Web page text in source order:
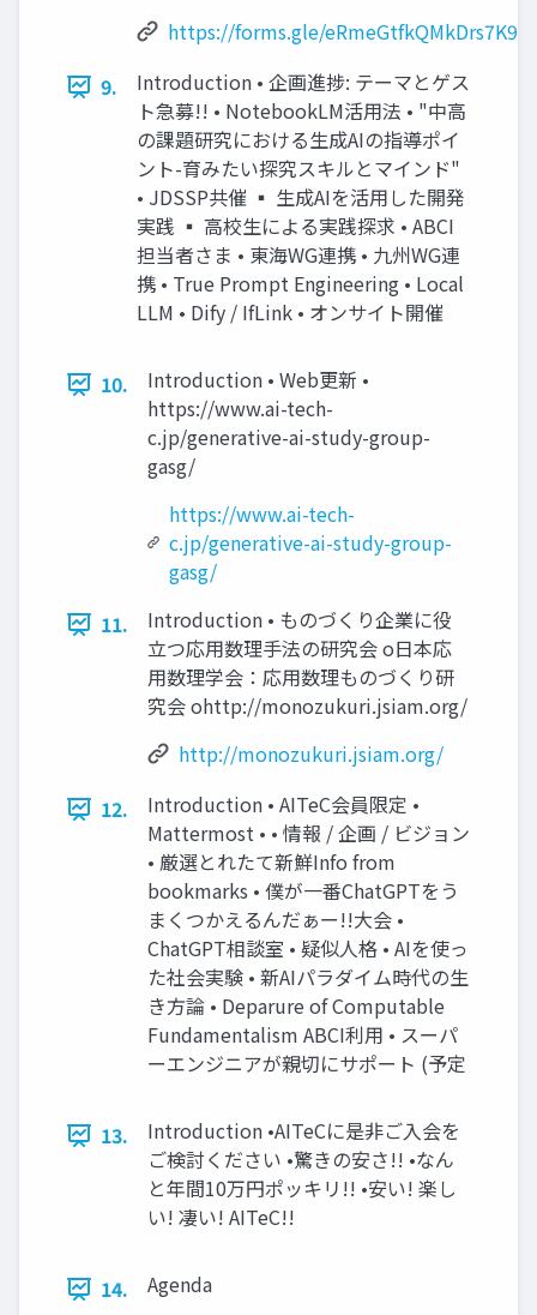
https://forms.gle/eRmeGtfkQMkDrs7K9
9.
Introduction • 企画進捗: テーマとゲス
ト急募!! • NotebookLM活用法 • "中高
の課題研究における生成AIの指導ポイ
ント-育みたい探究スキルとマインド"
• JDSSP共催 ▪ 生成AIを活用した開発
実践 ▪ 高校生による実践探求 • ABCI
担当者さま • 東海WG連携 • 九州WG連
携 • True Prompt Engineering • Local
LLM • Dify / IfLink • オンサイト開催
10.
Introduction • Web更新 •
https://www.ai-tech-
c.jp/generative-ai-study-group-
gasg/
https://www.ai-tech-
c.jp/generative-ai-study-group-
gasg/
11.
Introduction • ものづくり企業に役
立つ応用数理手法の研究会 o日本応
用数理学会：応用数理ものづくり研
究会 ohttp://monozukuri.jsiam.org/
http://monozukuri.jsiam.org/
12.
Introduction • AITeC会員限定 •
Mattermost • • 情報 / 企画 / ビジョン
• 厳選とれたて新鮮Info from
bookmarks • 僕が一番ChatGPTをう
まくつかえるんだぁー!!大会 •
ChatGPT相談室 • 疑似人格 • AIを使っ
た社会実験 • 新AIパラダイム時代の生
き方論 • Deparure of Computable
Fundamentalism ABCI利用 • スーパ
ーエンジニアが親切にサポート (予定
13.
Introduction •AITeCに是非ご入会を
ご検討ください •驚きの安さ!! •なん
と年間10万円ポッキリ!! •安い! 楽し
い! 凄い! AITeC!!
14. Agenda